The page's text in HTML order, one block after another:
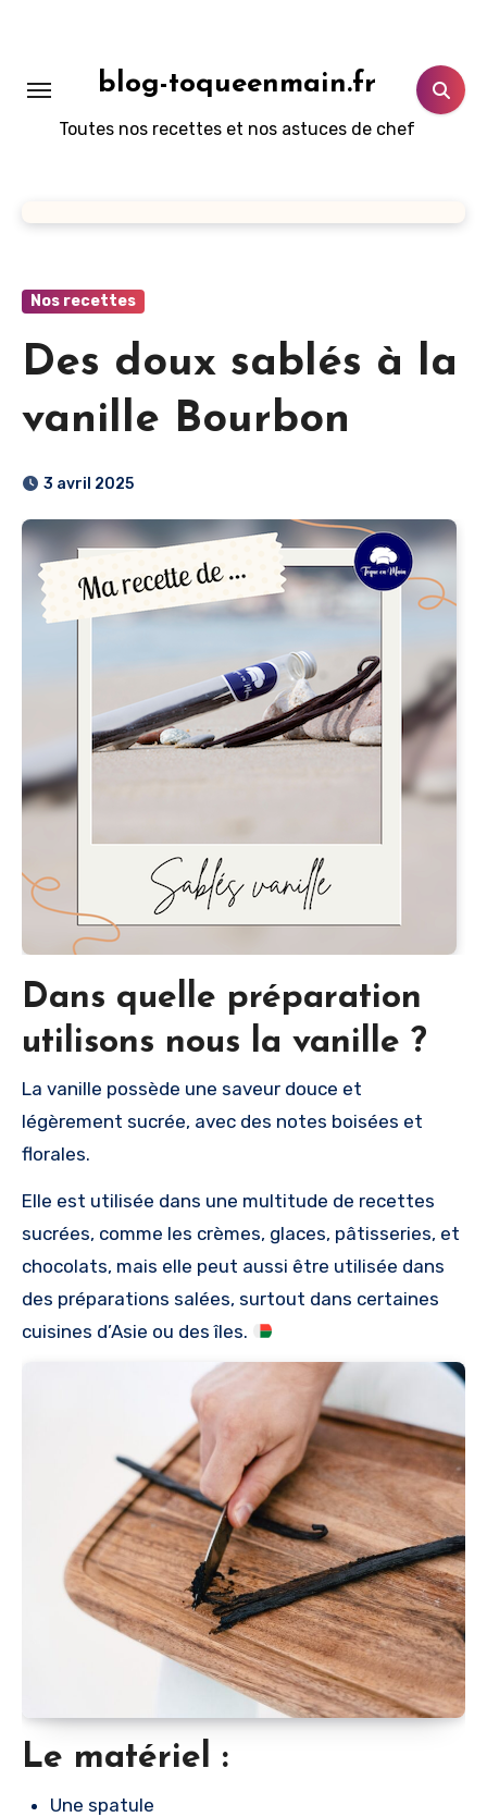
principal
blog-toqueenmain.fr
Toutes nos recettes et nos astuces de chef
Nos recettes
Des doux sablés à la
vanille Bourbon
3 avril 2025
Dans quelle préparation
utilisons nous la vanille ?
La vanille possède une saveur douce et
légèrement sucrée, avec des notes boisées et
florales.
Elle est utilisée dans une multitude de recettes
sucrées, comme les crèmes, glaces, pâtisseries, et
chocolats, mais elle peut aussi être utilisée dans
des préparations salées, surtout dans certaines
cuisines d’Asie ou des îles.
Le matériel :
Une spatule